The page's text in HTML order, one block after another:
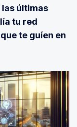
últimas
tu red
te guíen en